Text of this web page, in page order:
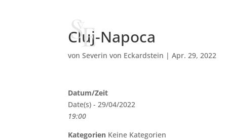
Cluj-Napoca
vonSeverin von Eckardstein |Apr. 29, 2022
Datum/Zeit
Date(s) - 29/04/2022
19:00
Kategorien Keine Kategorien